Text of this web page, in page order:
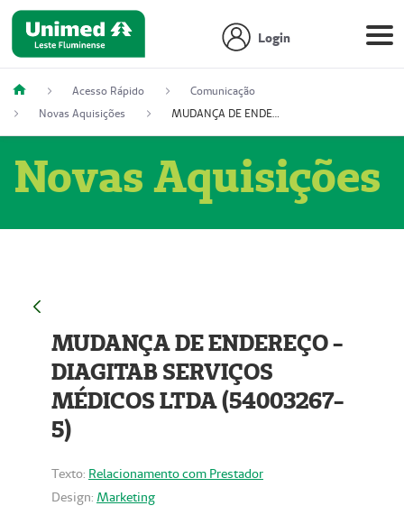
Login
Acesso Rápido
Comunicação
Novas Aquisições
MUDANÇA DE ENDEREÇO - DIAGITAB SERVIÇOS MÉDICOS LTDA (54003267-5)
Novas Aquisições
MUDANÇA DE ENDEREÇO -
DIAGITAB SERVIÇOS
MÉDICOS LTDA (54003267-
5)
Texto: Relacionamento com Prestador
Design: Marketing